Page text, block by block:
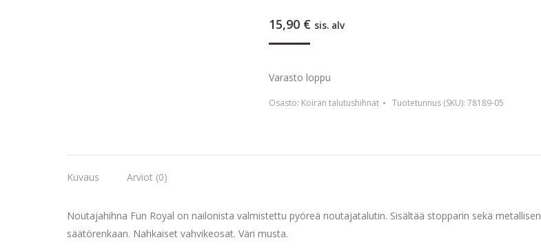
15,90 € sis. alv
Varasto loppu
Osasto: Koiran talutushihnat Tuotetunnus (SKU): 78189-05
Kuvaus Arviot (0)
Noutajahihna Fun Royal on nailonista valmistettu pyöreä noutajatalutin. Sisältää stopparin sekä metallisen
säätörenkaan. Nahkaiset vahvikeosat. Väri musta.